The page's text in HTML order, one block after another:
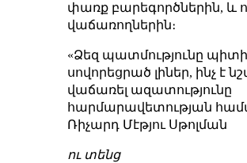
փառք բարեգործներին, և
վաճառողներին։
«Ձեզ պատմությունը
սովորեցրած լիներ, ինչ է
վաճառել ազատությունը
հարմարավետության
Ռիչարդ Մէթյու Սթոլման
ու տենց